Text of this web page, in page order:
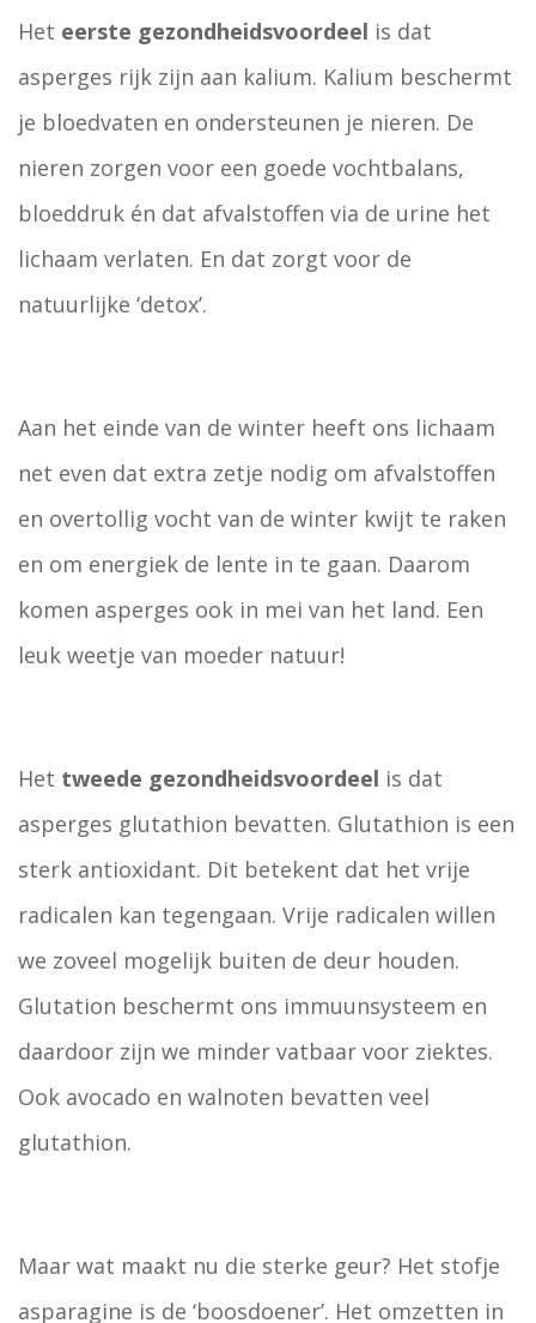
Het eerste gezondheidsvoordeel is dat
asperges rijk zijn aan kalium. Kalium beschermt
je bloedvaten en ondersteunen je nieren. De
nieren zorgen voor een goede vochtbalans,
bloeddruk én dat afvalstoffen via de urine het
lichaam verlaten. En dat zorgt voor de
natuurlijke ‘detox’.
Aan het einde van de winter heeft ons lichaam
net even dat extra zetje nodig om afvalstoffen
en overtollig vocht van de winter kwijt te raken
en om energiek de lente in te gaan. Daarom
komen asperges ook in mei van het land. Een
leuk weetje van moeder natuur!
Het tweede gezondheidsvoordeel is dat
asperges glutathion bevatten. Glutathion is een
sterk antioxidant. Dit betekent dat het vrije
radicalen kan tegengaan. Vrije radicalen willen
we zoveel mogelijk buiten de deur houden.
Glutation beschermt ons immuunsysteem en
daardoor zijn we minder vatbaar voor ziektes.
Ook avocado en walnoten bevatten veel
glutathion.
Maar wat maakt nu die sterke geur? Het stofje
asparagine is de ‘boosdoener’. Het omzetten in